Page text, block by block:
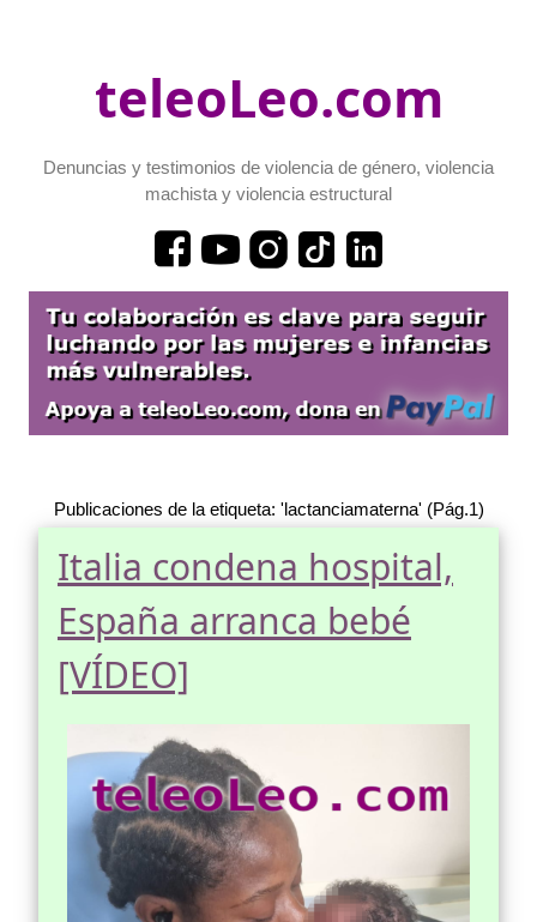
teleoLeo.com
Denuncias y testimonios de violencia de género, violencia
machista y violencia estructural
Publicaciones de la etiqueta: 'lactanciamaterna' (Pág.1)
Italia condena hospital,
España arranca bebé
[VÍDEO]